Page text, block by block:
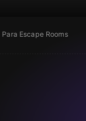
Para Escape Rooms